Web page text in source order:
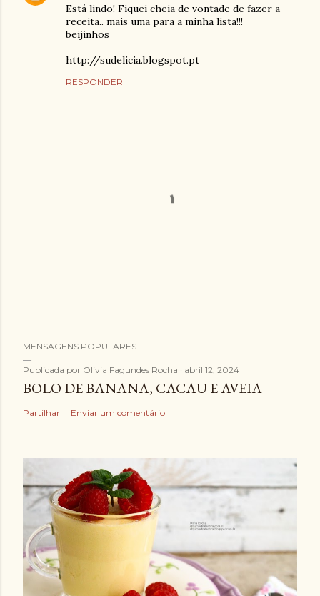
Está lindo! Fiquei cheia de vontade de fazer a
receita.. mais uma para a minha lista!!!
beijinhos
http://sudelicia.blogspot.pt
RESPONDER
n
v
i
a
m
c
o
e
n
t
MENSAGENS POPULARES
Publicada por Olivia Fagundes Rocha abril 12, 2024
BOLO DE BANANA, CACAU E AVEIA
Partilhar Enviar um comentário